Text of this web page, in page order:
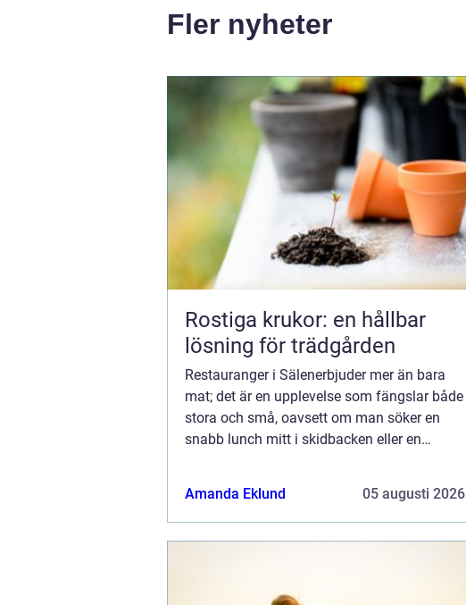
Fler nyheter
Rostiga krukor: en hållbar
lösning för trädgården
Restauranger i Sälenerbjuder mer än bara
mat; det är en upplevelse som fängslar både
stora och små, oavsett om man söker en
snabb lunch mitt i skidbacken eller en
Amanda Eklund
05 augusti 2026